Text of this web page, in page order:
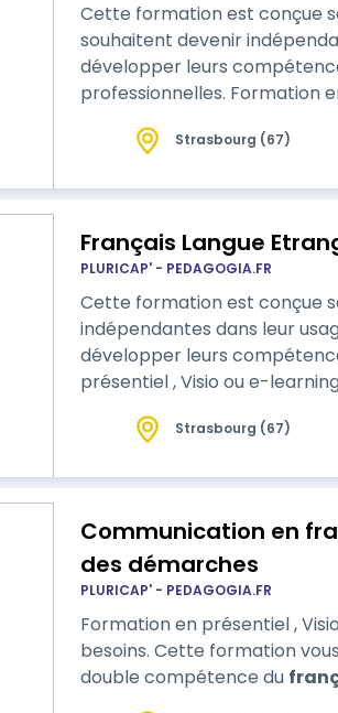
Cette formation est conçue
souhaitent devenir
développer leurs
professionnelles. Formation en présentiel , Visio ou e-learning avec tutorat, on
Strasbourg (67)
Français Langue
PLURICAP' - PEDAGOGIA.FR
Cette formation est conçue
indépendantes dans leur
développer leurs compétences à
présentiel , Visio ou e-
Strasbourg (67)
Communication en
des démarches
PLURICAP' - PEDAGOGIA.FR
Formation en présentiel ,
besoins. Cette formation
double compétence du